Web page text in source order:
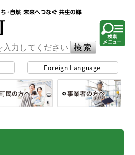
Foreign Language